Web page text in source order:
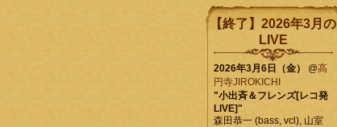
【終了】2026年3月の
LIVE
2026年3月6日（金） @高
円寺JIROKICHI
"小出斉＆フレンズ[レコ発
LIVE]"
森田恭一 (bass, vcl), 山室